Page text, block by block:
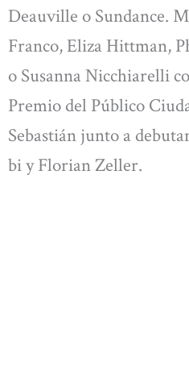
Deauville o Sundance.
Franco, Eliza Hittman,
o Susanna Nicchiarelli
Premio del Público
Sebastián junto a
bi y Florian Zeller.